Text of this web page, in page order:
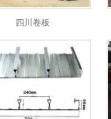
四川卷板